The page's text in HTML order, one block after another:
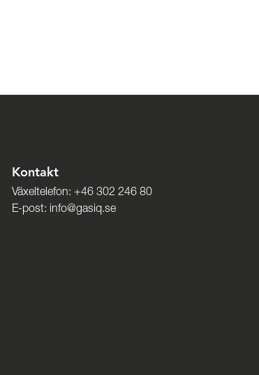
Kontakt
Växeltelefon:+46 302 246 80
E-post: info@gasiq.se